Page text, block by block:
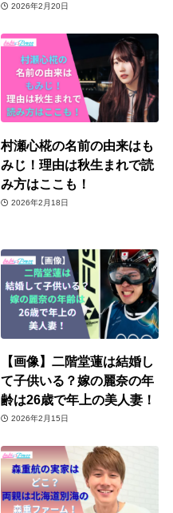
2026年2月20日
村瀬心椛の名前の由来はも
みじ！理由は秋生まれで読
み方はここも！
2026年2月18日
【画像】二階堂蓮は結婚し
て子供いる？嫁の麗奈の年
齢は26歳で年上の美人妻！
2026年2月15日